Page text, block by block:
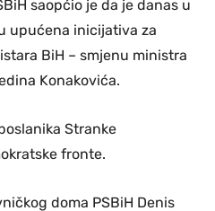
saopćio je da je danas u
upućena inicijativa za
BiH – smjenu ministra
Konakovića.
Stranke
fronte.
doma PSBiH Denis